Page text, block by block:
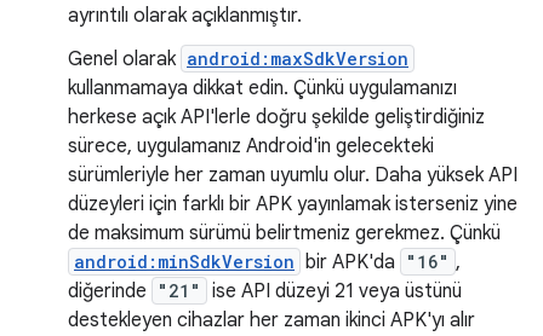
ayrıntılı olarak açıklanmıştır.
Genel olarak android:maxSdkVersion
kullanmamaya dikkat edin. Çünkü uygulamanızı
herkese açık API'lerle doğru şekilde geliştirdiğiniz
sürece, uygulamanız Android'in gelecekteki
sürümleriyle her zaman uyumlu olur. Daha yüksek API
düzeyleri için farklı bir APK yayınlamak isterseniz yine
de maksimum sürümü belirtmeniz gerekmez. Çünkü
android:minSdkVersion bir APK'da "16" ,
diğerinde
"21"
ise API düzeyi 21 veya üstünü
destekleyen cihazlar her zaman ikinci APK'yı alır